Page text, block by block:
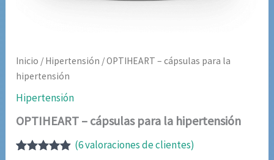
Inicio / Hipertensión / OPTIHEART – cápsulas para la
hipertensión
Hipertensión
OPTIHEART – cápsulas para la hipertensión
(6valoraciones de clientes)